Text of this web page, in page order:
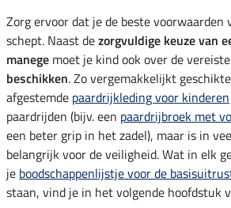
Zorg ervoor dat je de beste voorwaarden
schept. Naast dezorgvuldige keuze van
manege moet je kind ook over de vereiste
beschikken. Zo vergemakkelijkt
afgestemde paardrijkleding voor kinderen
paardrijden (bijv. een paardrijbroek met
een beter grip in het zadel), maar is in
belangrijk voor de veiligheid. Wat in elk
je boodschappenlijstje voor de
staan, vind je in het volgende hoofdstuk